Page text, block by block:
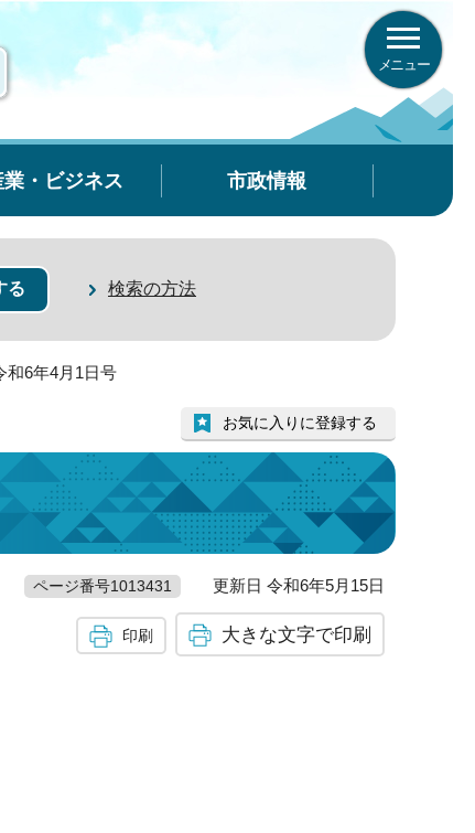
メニュー
業・ビジネス 市政情報
検索の方法
和6年4月1日号
お気に入りに登録する
ページ番号1013431 更新日 令和6年5月15日
印刷 大きな文字で印刷